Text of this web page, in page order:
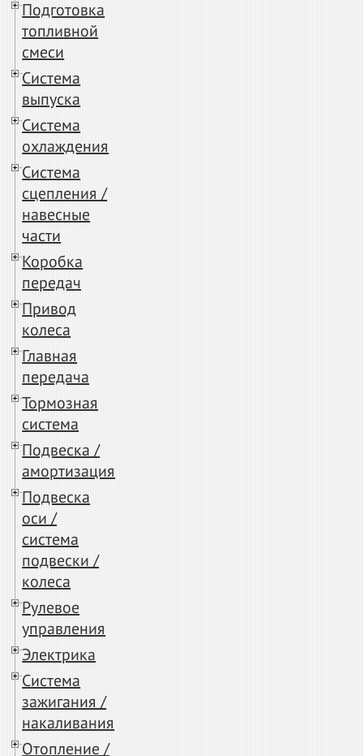
Подготовка
топливной
смеси
Система
выпуска
Система
охлаждения
Система
сцепления /
навесные
части
Коробка
передач
Привод
колеса
Главная
передача
Тормозная
система
Подвеска /
амортизация
Подвеска
оси /
система
подвески /
колеса
Рулевое
управления
Электрика
Система
зажигания /
накаливания
Отопление /